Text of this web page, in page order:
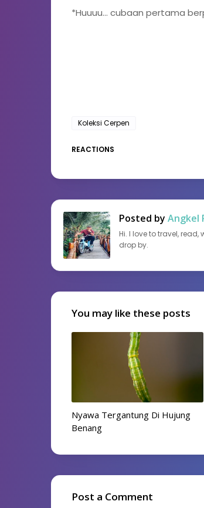
*Huuuu... cubaan pertama
Koleksi Cerpen
REACTIONS
Posted by Angkel
Hi. I love to travel,
drop by.
You may like these posts
Nyawa Tergantung Di Hujung
Benang
Post a Comment